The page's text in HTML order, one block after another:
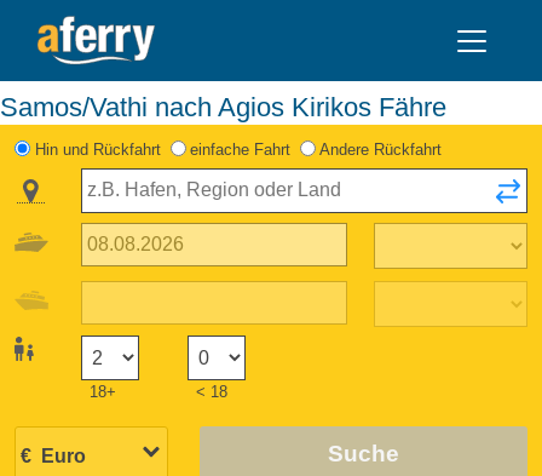
Samos/Vathi nach Agios Kirikos Fähre
Hin und Rückfahrt einfache Fahrt Andere Rückfahrt
18+ < 18
Suche